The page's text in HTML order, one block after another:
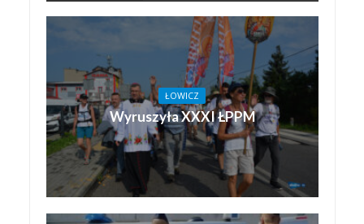
ŁOWICZ
Wyruszyła XXXI ŁPPM